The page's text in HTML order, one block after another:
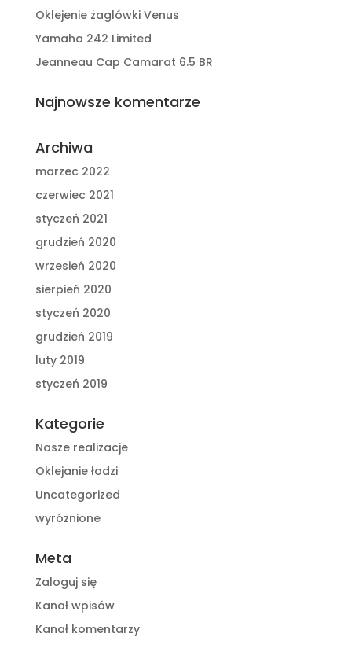
Oklejenie żaglówki Venus
Yamaha 242 Limited
Jeanneau Cap Camarat 6.5 BR
Najnowsze komentarze
Archiwa
marzec 2022
czerwiec 2021
styczeń 2021
grudzień 2020
wrzesień 2020
sierpień 2020
styczeń 2020
grudzień 2019
luty 2019
styczeń 2019
Kategorie
Nasze realizacje
Oklejanie łodzi
Uncategorized
wyróżnione
Meta
Zaloguj się
Kanał wpisów
Kanał komentarzy